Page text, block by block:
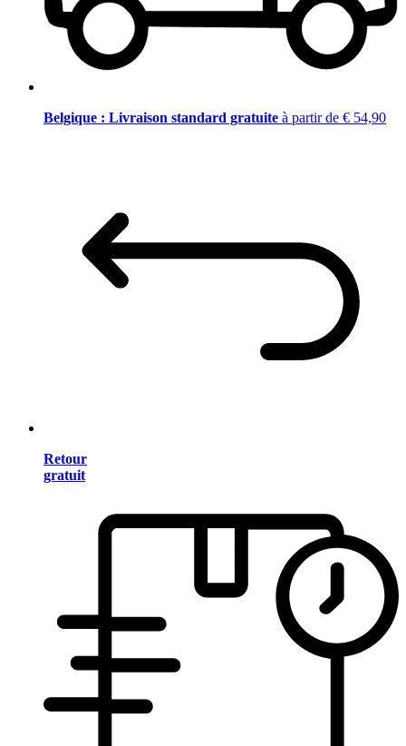
Belgique : Livraison standard gratuite à partir de € 54,90
Retour
gratuit